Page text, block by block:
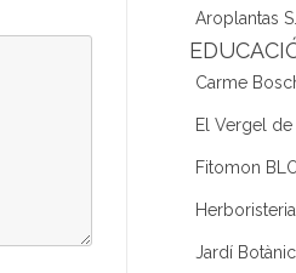
Aroplantas
Carme
El Vergel de
Fitomon
Jardí